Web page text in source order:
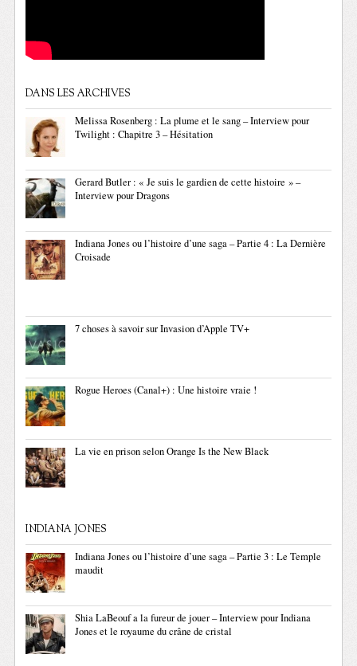
DANS LES ARCHIVES
Melissa Rosenberg : La plume et le sang – Interview pour
Twilight : Chapitre 3 – Hésitation
Gerard Butler : « Je suis le gardien de cette histoire » –
Interview pour Dragons
Indiana Jones ou l’histoire d’une saga – Partie 4 : La Dernière
Croisade
7 choses à savoir sur Invasion d’Apple TV+
Rogue Heroes (Canal+) : Une histoire vraie !
La vie en prison selon Orange Is the New Black
INDIANA JONES
Indiana Jones ou l’histoire d’une saga – Partie 3 : Le Temple
maudit
Shia LaBeouf a la fureur de jouer – Interview pour Indiana
Jones et le royaume du crâne de cristal